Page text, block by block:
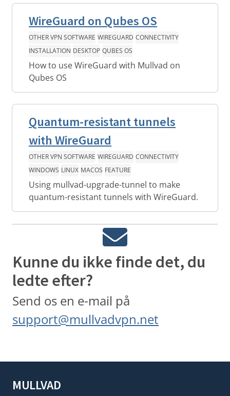
WireGuard on Qubes OS
OTHER VPN SOFTWARE WIREGUARD CONNECTIVITY
INSTALLATION DESKTOP QUBES OS
How to use WireGuard with Mullvad on
Qubes OS
Quantum-resistant tunnels
with WireGuard
OTHER VPN SOFTWARE WIREGUARD CONNECTIVITY
WINDOWS LINUX MACOS FEATURE
Using mullvad-upgrade-tunnel to make
quantum-resistant tunnels with WireGuard.
Kunne du ikke finde det, du
ledte efter?
Send os en e-mail på
support@mullvadvpn.net
MULLVAD